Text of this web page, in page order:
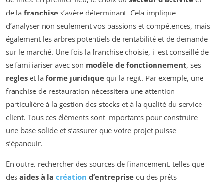
de la franchise s’avère déterminant. Cela implique
d’analyser non seulement vos passions et compétences, mais
également les arbres potentiels de rentabilité et de demande
sur le marché. Une fois la franchise choisie, il est conseillé de
se familiariser avec son modèle de fonctionnement, ses
règles et la forme juridique qui la régit. Par exemple, une
franchise de restauration nécessitera une attention
particulière à la gestion des stocks et à la qualité du service
client. Tous ces éléments sont importants pour construire
une base solide et s’assurer que votre projet puisse
s’épanouir.
En outre, rechercher des sources de financement, telles que
des aides à la création d’entreprise ou des prêts